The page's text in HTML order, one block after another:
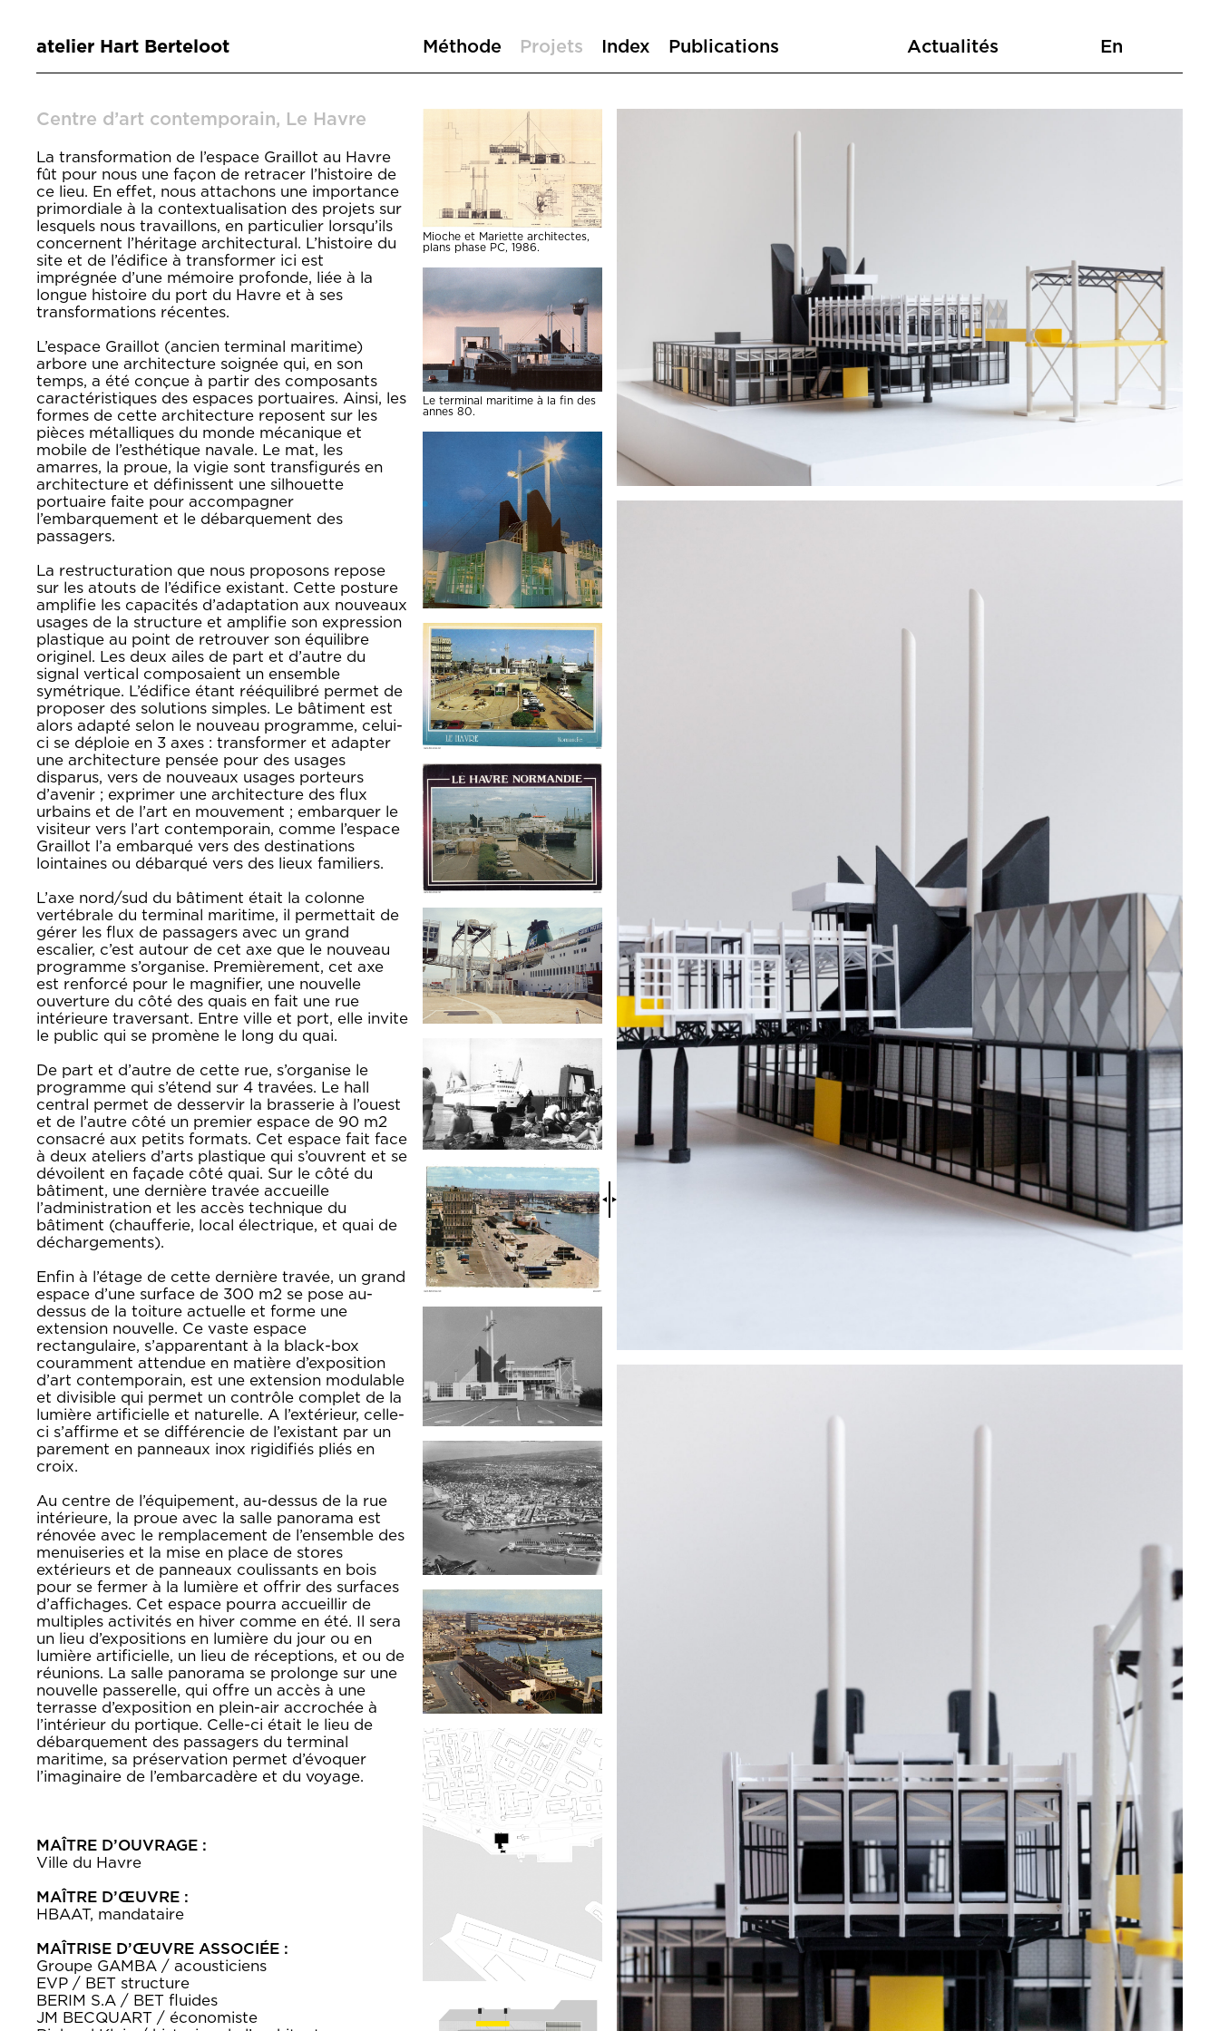
atelier Hart Berteloot Méthode Projets Index Publications Actualités En
Centre d’art contemporain, Le Havre
La transformation de l’espace Graillot au Havre
fût pour nous une façon de retracer l’histoire de
ce lieu. En effet, nous attachons une importance
primordiale à la contextualisation des projets sur
lesquels nous travaillons, en particulier lorsqu’ils
concernent l’héritage architectural. L’histoire du
site et de l’édifice à transformer ici est
imprégnée d’une mémoire profonde, liée à la
longue histoire du port du Havre et à ses
transformations récentes.
L’espace Graillot (ancien terminal maritime)
arbore une architecture soignée qui, en son
temps, a été conçue à partir des composants
caractéristiques des espaces portuaires. Ainsi, les
formes de cette architecture reposent sur les
pièces métalliques du monde mécanique et
mobile de l’esthétique navale. Le mat, les
amarres, la proue, la vigie sont transfigurés en
architecture et définissent une silhouette
portuaire faite pour accompagner
l’embarquement et le débarquement des
passagers.
La restructuration que nous proposons repose
sur les atouts de l’édifice existant. Cette posture
amplifie les capacités d’adaptation aux nouveaux
usages de la structure et amplifie son expression
plastique au point de retrouver son équilibre
originel. Les deux ailes de part et d’autre du
signal vertical composaient un ensemble
symétrique. L’édifice étant rééquilibré permet de
proposer des solutions simples. Le bâtiment est
alors adapté selon le nouveau programme, celui-
ci se déploie en 3 axes : transformer et adapter
une architecture pensée pour des usages
disparus, vers de nouveaux usages porteurs
d’avenir ; exprimer une architecture des flux
urbains et de l’art en mouvement ; embarquer le
visiteur vers l’art contemporain, comme l’espace
Graillot l’a embarqué vers des destinations
lointaines ou débarqué vers des lieux familiers.
L’axe nord/sud du bâtiment était la colonne
vertébrale du terminal maritime, il permettait de
gérer les flux de passagers avec un grand
escalier, c’est autour de cet axe que le nouveau
programme s’organise. Premièrement, cet axe
est renforcé pour le magnifier, une nouvelle
ouverture du côté des quais en fait une rue
intérieure traversant. Entre ville et port, elle invite
le public qui se promène le long du quai.
De part et d’autre de cette rue, s’organise le
programme qui s’étend sur 4 travées. Le hall
central permet de desservir la brasserie à l’ouest
et de l’autre côté un premier espace de 90 m2
consacré aux petits formats. Cet espace fait face
à deux ateliers d’arts plastique qui s’ouvrent et se
dévoilent en façade côté quai. Sur le côté du
bâtiment, une dernière travée accueille
l’administration et les accès technique du
bâtiment (chaufferie, local électrique, et quai de
déchargements).
Enfin à l’étage de cette dernière travée, un grand
espace d’une surface de 300 m2 se pose au-
dessus de la toiture actuelle et forme une
extension nouvelle. Ce vaste espace
rectangulaire, s’apparentant à la black-box
couramment attendue en matière d’exposition
d’art contemporain, est une extension modulable
et divisible qui permet un contrôle complet de la
lumière artificielle et naturelle. A l’extérieur, celle-
ci s’affirme et se différencie de l’existant par un
parement en panneaux inox rigidifiés pliés en
croix.
Au centre de l’équipement, au-dessus de la rue
intérieure, la proue avec la salle panorama est
rénovée avec le remplacement de l’ensemble des
menuiseries et la mise en place de stores
extérieurs et de panneaux coulissants en bois
pour se fermer à la lumière et offrir des surfaces
d’affichages. Cet espace pourra accueillir de
multiples activités en hiver comme en été. Il sera
un lieu d’expositions en lumière du jour ou en
lumière artificielle, un lieu de réceptions, et ou de
réunions. La salle panorama se prolonge sur une
nouvelle passerelle, qui offre un accès à une
terrasse d’exposition en plein-air accrochée à
l’intérieur du portique. Celle-ci était le lieu de
débarquement des passagers du terminal
maritime, sa préservation permet d’évoquer
l’imaginaire de l’embarcadère et du voyage.
MAÎTRE D’OUVRAGE :
Ville du Havre
MAÎTRE D’ŒUVRE :
HBAAT, mandataire
MAÎTRISE D’ŒUVRE ASSOCIÉE :
Groupe GAMBA / acousticiens
EVP / BET structure
BERIM S.A / BET fluides
JM BECQUART / économiste
Mioche et Mariette architectes,
plans phase PC, 1986.
Le terminal maritime à la fin des
annes 80.